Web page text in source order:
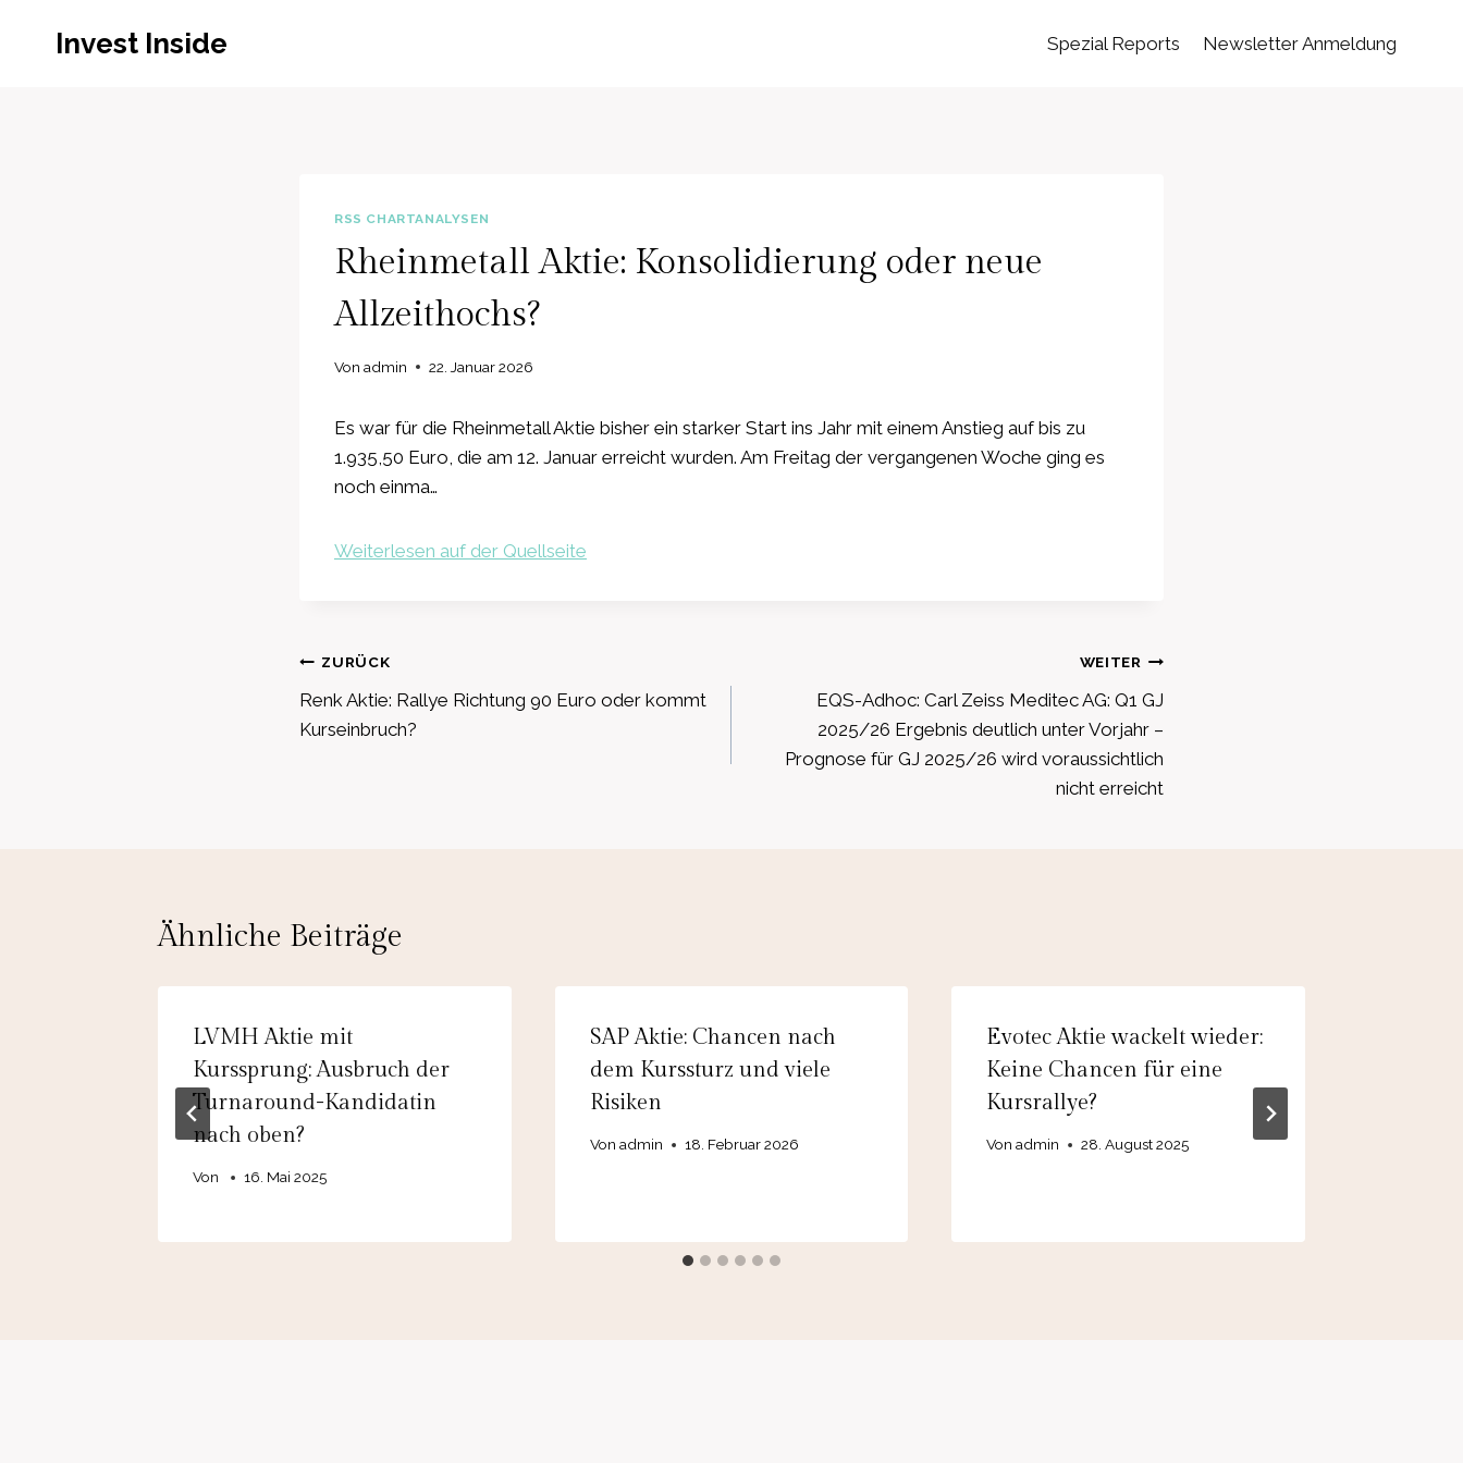
Invest Inside Spezial Reports Newsletter Anmeldung
RSS CHARTANALYSEN
Rheinmetall Aktie: Konsolidierung oder neue
Allzeithochs?
Von admin 22. Januar 2026
Es war für die Rheinmetall Aktie bisher ein starker Start ins Jahr mit einem Anstieg auf bis zu
1.935,50 Euro, die am 12. Januar erreicht wurden. Am Freitag der vergangenen Woche ging es
noch einma…
Weiterlesen auf der Quellseite
Beitragsnavigation
ZURÜCK
Renk Aktie: Rallye Richtung 90 Euro oder kommt
Kurseinbruch?
WEITER
EQS-Adhoc: Carl Zeiss Meditec AG: Q1 GJ
2025/26 Ergebnis deutlich unter Vorjahr –
Prognose für GJ 2025/26 wird voraussichtlich
nicht erreicht
Ähnliche Beiträge
LVMH Aktie mit
Kurssprung: Ausbruch der
Turnaround-Kandidatin
nach oben?
Von 16. Mai 2025
SAP Aktie: Chancen nach
dem Kurssturz und viele
Risiken
Von admin 18. Februar 2026
Evotec Aktie wackelt wieder:
Keine Chancen für eine
Kursrallye?
Von admin 28. August 2025